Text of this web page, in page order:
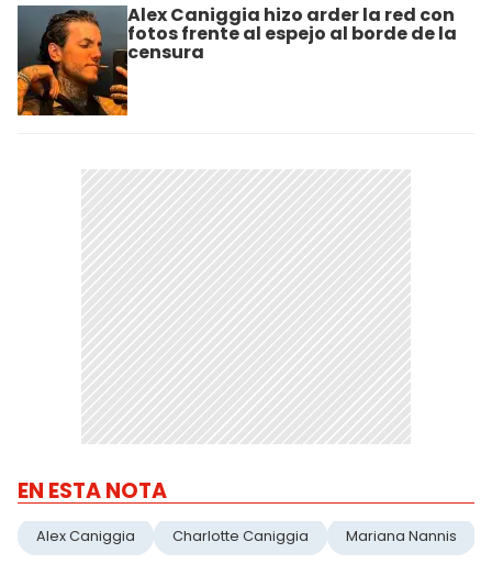
Alex Caniggia hizo arder la red con
fotos frente al espejo al borde de la
censura
EN ESTA NOTA
Alex Caniggia Charlotte Caniggia Mariana Nannis